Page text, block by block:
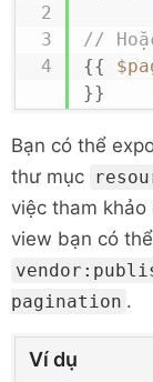
//
{{
}}
Bạn có thể
thư mục
việc tham
view bạn có
pagination .
Ví dụ